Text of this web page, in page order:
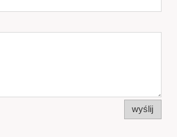
wyślij